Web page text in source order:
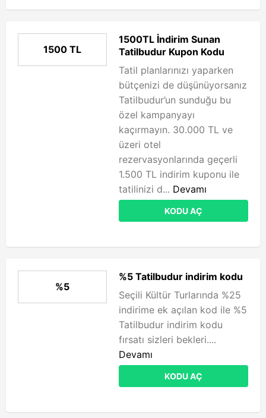
1500 TL
1500TL İndirim Sunan
Tatilbudur Kupon Kodu
Tatil planlarınızı yaparken
bütçenizi de düşünüyorsanız
Tatilbudur’un sunduğu bu
özel kampanyayı
kaçırmayın. 30.000 TL ve
üzeri otel
rezervasyonlarında geçerli
1.500 TL indirim kuponu ile
tatilinizi d... Devamı
KODU AÇ
%5
%5 Tatilbudur indirim kodu
Seçili Kültür Turlarında %25
indirime ek açılan kod ile %5
Tatilbudur indirim kodu
fırsatı sizleri bekleri....
Devamı
KODU AÇ